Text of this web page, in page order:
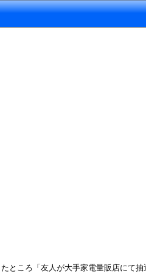
ところ「友人が大手家電量販店にて